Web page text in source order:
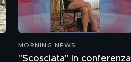
MORNING NEWS
"Scosciata" in conferenza